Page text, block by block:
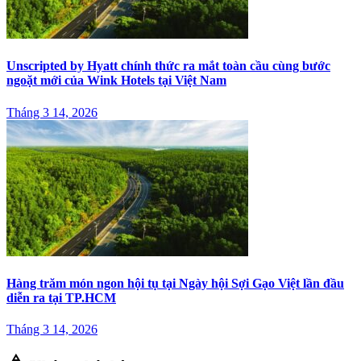
Unscripted by Hyatt chính thức ra mắt toàn cầu cùng bước
ngoặt mới của Wink Hotels tại Việt Nam
Tháng 3 14, 2026
Hàng trăm món ngon hội tụ tại Ngày hội Sợi Gạo Việt lần đầu
diễn ra tại TP.HCM
Tháng 3 14, 2026